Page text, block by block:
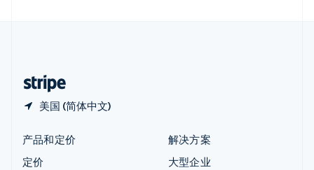
美国 (简体中文)
产品和定价
定价
解决方案
大型企业